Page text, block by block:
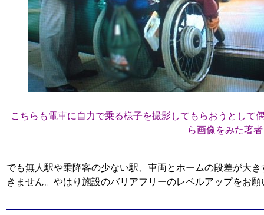
こちらも電車に自力で乗る様子を撮影してもらおうとして
ら画像をみた著
でも無人駅や乗降客の少ない駅、車両とホームの段差が大
きません。やはり施設のバリアフリーのレベルアップをお願